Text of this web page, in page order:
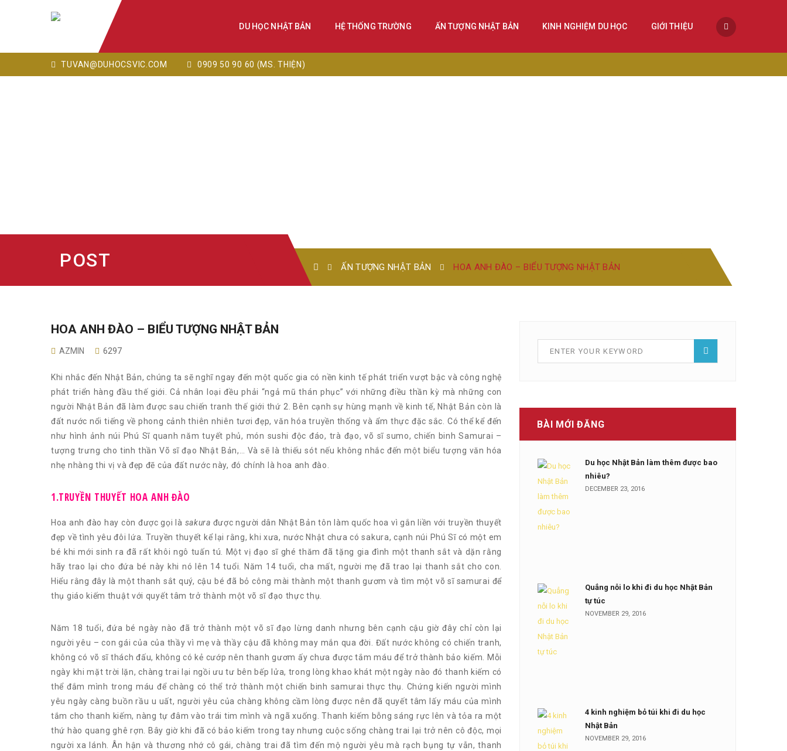
DU HỌC NHẬT BẢN HỆ THỐNG TRƯỜNG ẤN TƯỢNG NHẬT BẢN KINH NGHIỆM DU HỌC GIỚI THIỆU
TUVAN@DUHOCSVIC.COM 0909 50 90 60 (MS. THIỆN)
POST ẤN TƯỢNG NHẬT BẢN HOA ANH ĐÀO – BIỂU TƯỢNG NHẬT BẢN
HOA ANH ĐÀO – BIỂU TƯỢNG NHẬT BẢN
AZMIN 6297
Khi nhắc đến Nhật Bản, chúng ta sẽ nghĩ ngay đến một quốc gia có nền kinh tế phát triển vượt bậc và công nghệ
phát triển hàng đầu thế giới. Cả nhân loại đều phải “ngả mũ thán phục” với những điều thần kỳ mà những con
người Nhật Bản đã làm được sau chiến tranh thế giới thứ 2. Bên cạnh sự hùng mạnh về kinh tế, Nhật Bản còn là
đất nước nổi tiếng về phong cảnh thiên nhiên tươi đẹp, văn hóa truyền thống và ẩm thực đặc sắc. Có thể kể đến
như hình ảnh núi Phú Sĩ quanh năm tuyết phủ, món sushi độc đáo, trà đạo, võ sĩ sumo, chiến binh Samurai –
tượng trưng cho tinh thần Võ sĩ đạo Nhật Bản,… Và sẽ là thiếu sót nếu không nhắc đến một biểu tượng văn hóa
nhẹ nhàng thi vị và đẹp đẽ của đất nước này, đó chính là hoa anh đào.
1.TRUYỀN THUYẾT HOA ANH ĐÀO
Hoa anh đào hay còn được gọi là sakura được người dân Nhật Bản tôn làm quốc hoa vì gắn liền với truyền thuyết
đẹp về tình yêu đôi lứa. Truyền thuyết kể lại rằng, khi xưa, nước Nhật chưa có sakura, cạnh núi Phú Sĩ có một em
bé khi mới sinh ra đã rất khôi ngô tuấn tú. Một vị đạo sĩ ghé thăm đã tặng gia đình một thanh sắt và dặn rằng
hãy trao lại cho đứa bé này khi nó lên 14 tuổi. Năm 14 tuổi, cha mất, người mẹ đã trao lại thanh sắt cho con.
Hiểu rằng đây là một thanh sắt quý, cậu bé đã bỏ công mài thành một thanh gươm và tìm một võ sĩ samurai để
thụ giáo kiếm thuật với quyết tâm trở thành một võ sĩ đạo thực thụ.
Năm 18 tuổi, đứa bé ngày nào đã trở thành một võ sĩ đạo lừng danh nhưng bên cạnh cậu giờ đây chỉ còn lại
người yêu – con gái của của thầy vì mẹ và thầy cậu đã không may mắn qua đời. Đất nước không có chiến tranh,
không có võ sĩ thách đấu, không có kẻ cướp nên thanh gươm ấy chưa được tắm máu để trở thành bảo kiếm. Mỗi
ngày khi mặt trời lặn, chàng trai lại ngồi ưu tư bên bếp lửa, trong lòng khao khát một ngày nào đó thanh kiếm có
thể đắm mình trong máu để chàng có thể trở thành một chiến binh samurai thực thụ. Chứng kiến người mình
yêu ngày càng buồn rầu u uất, người yêu của chàng không cầm lòng được nên đã quyết tâm lấy máu của mình
tắm cho thanh kiếm, nàng tự đâm vào trái tim mình và ngã xuống. Thanh kiếm bỗng sáng rực lên và tỏa ra một
thứ hào quang ghê rợn. Bây giờ khi đã có bảo kiếm trong tay nhưng cuộc sống chàng trai lại trở nên cô độc, mọi
người xa lánh. Ân hận và thương nhớ cô gái, chàng trai đã tìm đến mộ người yêu mà rạch bụng tự vẫn, thanh
BÀI MỚI ĐĂNG
Du học Nhật Bản làm thêm được bao
nhiêu?
DECEMBER 23, 2016
Quẳng nỗi lo khi đi du học Nhật Bản
tự túc
NOVEMBER 29, 2016
4 kinh nghiệm bỏ túi khi đi du học
Nhật Bản
NOVEMBER 29, 2016